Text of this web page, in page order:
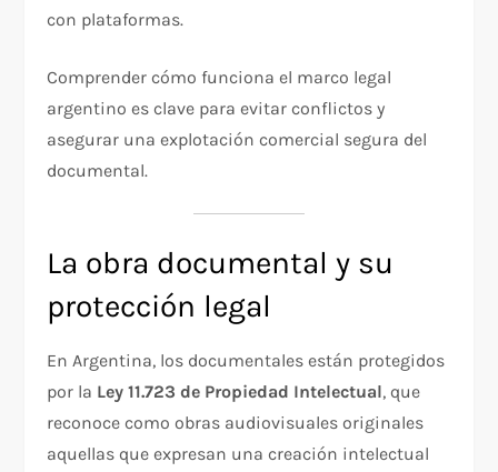
con plataformas.
Comprender cómo funciona el marco legal
argentino es clave para evitar conflictos y
asegurar una explotación comercial segura del
documental.
La obra documental y su
protección legal
En Argentina, los documentales están protegidos
por la Ley 11.723 de Propiedad Intelectual, que
reconoce como obras audiovisuales originales
aquellas que expresan una creación intelectual